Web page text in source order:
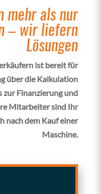
mehr als nur
– wir liefern
Lösungen
ist bereit für
über die Kalkulation
zur Finanzierung und
Mitarbeiter sind Ihr
nach dem Kauf einer
Maschine.